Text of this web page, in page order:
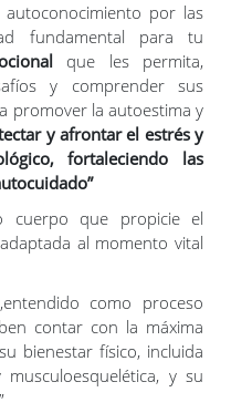
por las
fundamental para tu
que les permita,
y comprender sus
promover la autoestima y
y afrontar el estrés y
fortaleciendo las
cuerpo que propicie el
al momento vital
como proceso
contar con la máxima
bienestar físico, incluida
y su